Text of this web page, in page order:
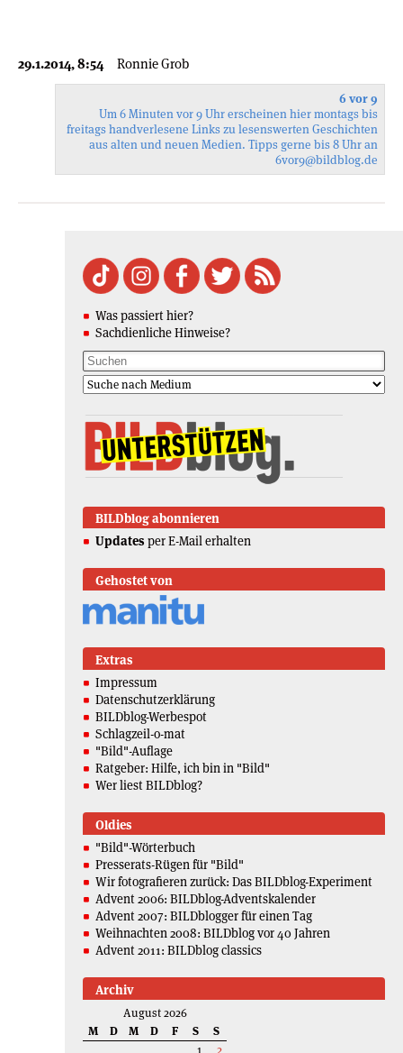
29.1.2014, 8:54 Ronnie Grob
6 vor 9
Um 6 Minuten vor 9 Uhr erscheinen hier montags bis
freitags handverlesene Links zu lesenswerten Geschichten
aus alten und neuen Medien. Tipps gerne bis 8 Uhr an
6vor9@bildblog.de
Was passiert hier?
Sachdienliche Hinweise?
BILDblog abonnieren
Updates per E-Mail erhalten
Gehostet von
Extras
Impressum
Datenschutzerklärung
BILDblog-Werbespot
Schlagzeil-o-mat
"Bild"-Auflage
Ratgeber: Hilfe, ich bin in "Bild"
Wer liest BILDblog?
Oldies
"Bild"-Wörterbuch
Presserats-Rügen für "Bild"
Wir fotografieren zurück: Das BILDblog-Experiment
Advent 2006: BILDblog-Adventskalender
Advent 2007: BILDblogger für einen Tag
Weihnachten 2008: BILDblog vor 40 Jahren
Advent 2011: BILDblog classics
Archiv
August 2026
M
D M D F S
S
1
2